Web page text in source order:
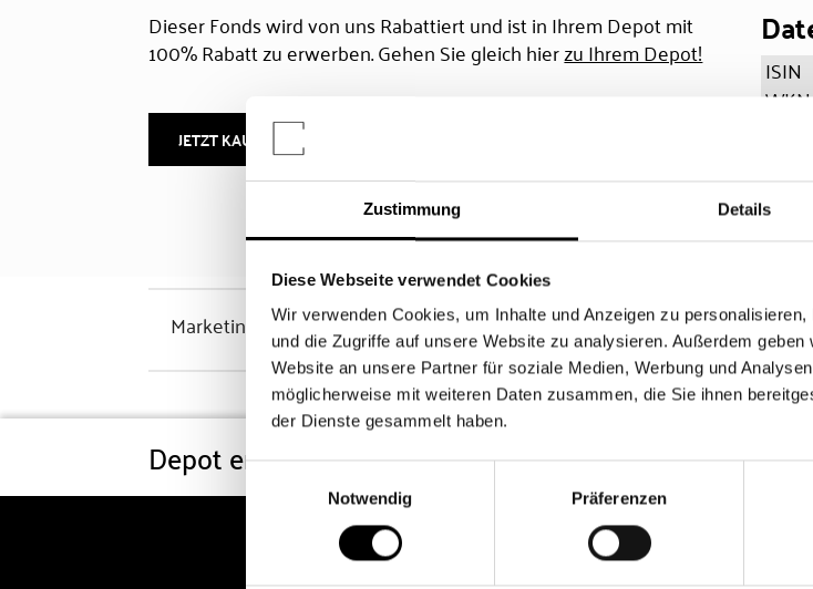
Zustimmung Details
Diese Webseite verwendet Cookies
Wir verwenden Cookies, um Inhalte und Anzeigen zu
und die Zugriffe auf unsere Website zu analysieren. Außerdem
Website an unsere Partner für soziale Medien, Werbung und
möglicherweise mit weiteren Daten zusammen, die Sie ihnen
der Dienste gesammelt haben.
Einwilligungsauswahl
Notwendig
Präferenzen
Dieser Fonds wird von uns Rabattiert und ist in Ihrem Depot mit
100% Rabatt zu erwerben. Gehen Sie gleich hierzu Ihrem Depot!
JETZT KAUFEN
ISIN
WKN
Marketinghinweis
Depot eröffnen Konditionen Fonds FAQ